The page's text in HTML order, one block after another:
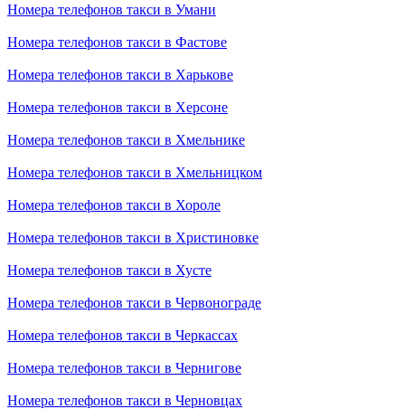
Номера телефонов такси в Умани
Номера телефонов такси в Фастове
Номера телефонов такси в Харькове
Номера телефонов такси в Херсоне
Номера телефонов такси в Хмельнике
Номера телефонов такси в Хмельницком
Номера телефонов такси в Хороле
Номера телефонов такси в Христиновке
Номера телефонов такси в Хусте
Номера телефонов такси в Червонограде
Номера телефонов такси в Черкассах
Номера телефонов такси в Чернигове
Номера телефонов такси в Черновцах